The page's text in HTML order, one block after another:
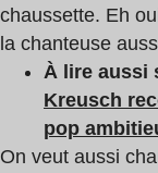
chaussette. Eh
la chanteuse
À lire aussi
Kreusch
pop
On veut aussi